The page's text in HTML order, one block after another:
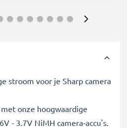
stroom voor je Sharp camera
onze hoogwaardige
- 3.7V NiMH camera-accu's.